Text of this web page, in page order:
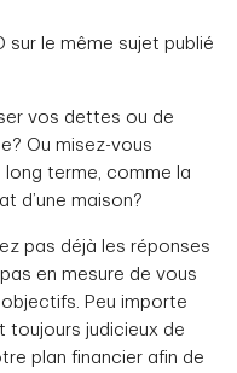
sur le même sujet publié
vos dettes ou de
Ou misez-vous
terme, comme la
d’une maison?
pas déjà les réponses
en mesure de vous
Peu importe
toujours judicieux de
plan financier afin de